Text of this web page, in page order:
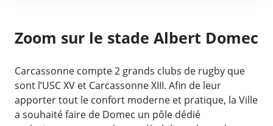
Zoom sur le stade Albert Domec
Carcassonne compte 2 grands clubs de rugby que
sont l’USC XV et Carcassonne XIII. Afin de leur
apporter tout le confort moderne et pratique, la Ville
a souhaité faire de Domec un pôle dédié